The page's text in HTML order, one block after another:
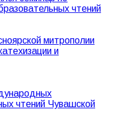
чтений
митрополии
и
чтений Чувашской